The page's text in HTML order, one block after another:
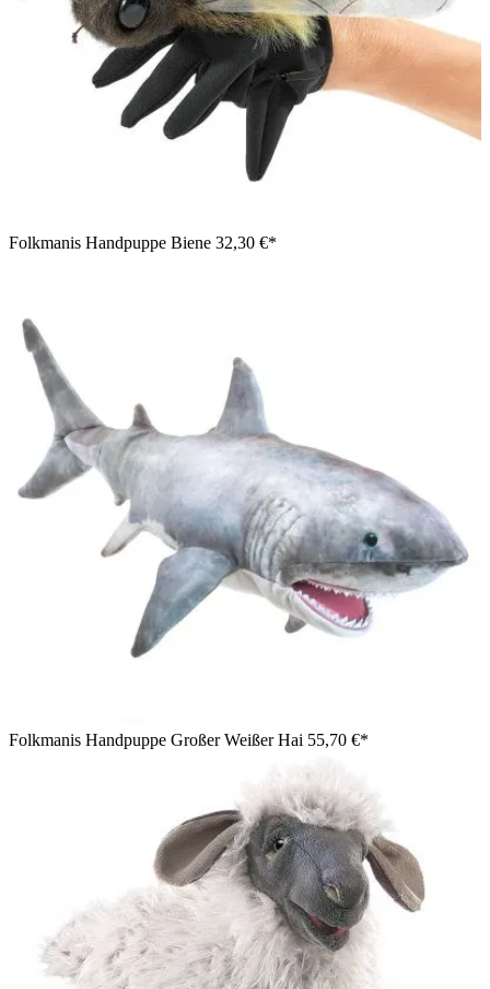
Folkmanis Handpuppe Biene 32,30 €*
Folkmanis Handpuppe Großer Weißer Hai 55,70 €*